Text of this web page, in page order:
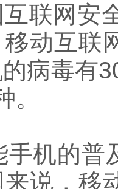
联网安
动互联
病毒有
机的普
说，移